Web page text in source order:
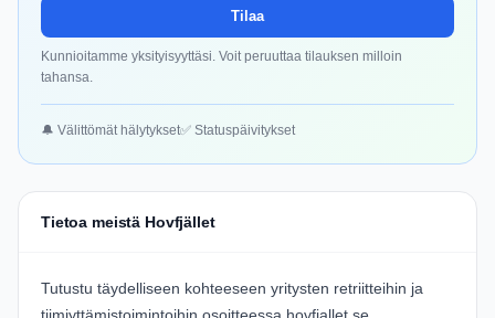
Tilaa
Kunnioitamme yksityisyyttäsi. Voit peruuttaa tilauksen milloin
tahansa.
🔔 Välittömät hälytykset✅ Statuspäivitykset
Tietoa meistä Hovfjället
Tutustu täydelliseen kohteeseen yritysten retriitteihin ja